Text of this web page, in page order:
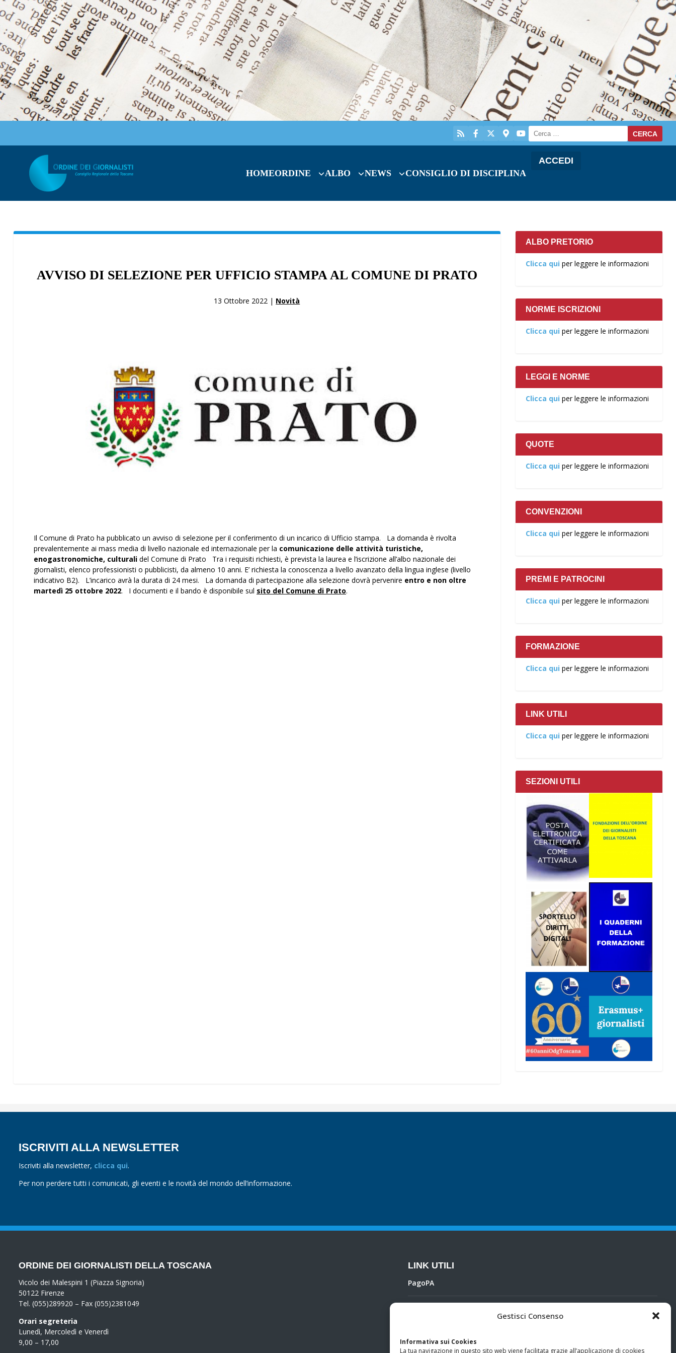
Gestisci Consenso
Informativa sui Cookies
La tua navigazione in questo sito web viene facilitata grazie all’applicazione di cookies
HOMEORDINE ALBO NEWS CONSIGLIO DI DISCIPLINA
ACCEDI
AVVISO DI SELEZIONE PER UFFICIO STAMPA AL COMUNE DI PRATO
13 Ottobre 2022 | Novità
Il Comune di Prato ha pubblicato un avviso di selezione per il conferimento di un incarico di Ufficio stampa. La domanda è rivolta
prevalentemente ai mass media di livello nazionale ed internazionale per la comunicazione delle attività turistiche,
enogastronomiche, culturali del Comune di Prato Tra i requisiti richiesti, è prevista la laurea e l’iscrizione all’albo nazionale dei
giornalisti, elenco professionisti o pubblicisti, da almeno 10 anni. E’ richiesta la conoscenza a livello avanzato della lingua inglese (livello
indicativo B2). L’incarico avrà la durata di 24 mesi. La domanda di partecipazione alla selezione dovrà pervenire entro e non oltre
martedì 25 ottobre 2022. I documenti e il bando è disponibile sul sito del Comune di Prato.
ALBO PRETORIO
Clicca qui per leggere le informazioni
NORME ISCRIZIONI
Clicca qui per leggere le informazioni
LEGGI E NORME
Clicca qui per leggere le informazioni
QUOTE
Clicca qui per leggere le informazioni
CONVENZIONI
Clicca qui per leggere le informazioni
PREMI E PATROCINI
Clicca qui per leggere le informazioni
FORMAZIONE
Clicca qui per leggere le informazioni
LINK UTILI
Clicca qui per leggere le informazioni
SEZIONI UTILI
ISCRIVITI ALLA NEWSLETTER
Iscriviti alla newsletter, clicca qui.
Per non perdere tutti i comunicati, gli eventi e le novità del mondo dell’informazione.
ORDINE DEI GIORNALISTI DELLA TOSCANA
Vicolo dei Malespini 1 (Piazza Signoria)
50122 Firenze
Tel. (055)289920 – Fax (055)2381049
Orari segreteria
Lunedì, Mercoledì e Venerdì
9,00 – 17,00
LINK UTILI
PagoPA